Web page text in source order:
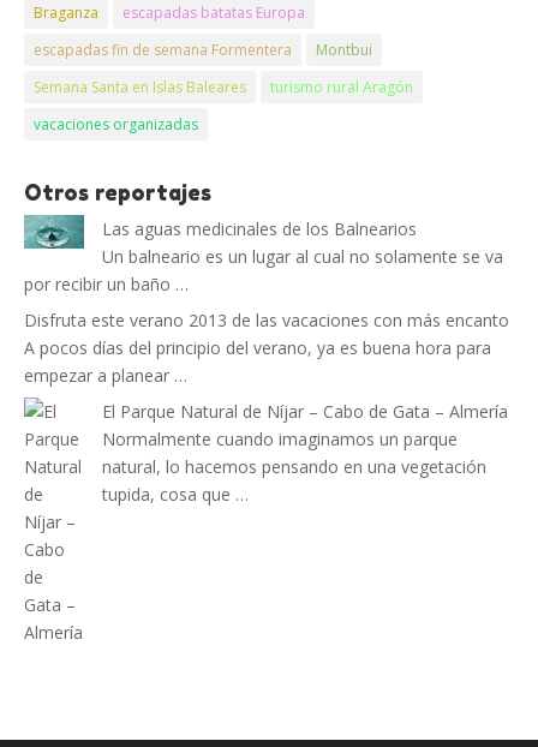
Braganza
escapadas batatas Europa
escapadas fin de semana Formentera
Montbui
Semana Santa en Islas Baleares
turismo rural Aragón
vacaciones organizadas
Otros reportajes
Las aguas medicinales de los Balnearios
Un balneario es un lugar al cual no solamente se va
por recibir un baño …
Disfruta este verano 2013 de las vacaciones con más encanto
A pocos días del principio del verano, ya es buena hora para
empezar a planear …
El Parque Natural de Níjar – Cabo de Gata – Almería
Normalmente cuando imaginamos un parque
natural, lo hacemos pensando en una vegetación
tupida, cosa que …